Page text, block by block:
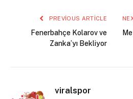
PREVIOUS ARTICLE
Fenerbahçe Kolarov ve
Zanka’yı Bekliyor
viralspor